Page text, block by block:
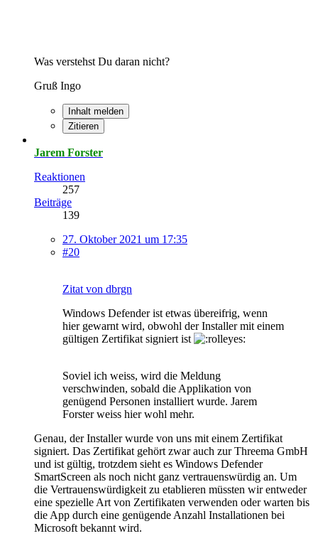
Was verstehst Du daran nicht?
Gruß Ingo
Inhalt melden
Zitieren
Jarem Forster
Reaktionen
257
Beiträge
139
27. Oktober 2021 um 17:35
#20
Zitat von dbrgn
Windows Defender ist etwas übereifrig, wenn
hier gewarnt wird, obwohl der Installer mit einem
gültigen Zertifikat signiert ist
Soviel ich weiss, wird die Meldung
verschwinden, sobald die Applikation von
genügend Personen installiert wurde. Jarem
Forster weiss hier wohl mehr.
Genau, der Installer wurde von uns mit einem Zertifikat
signiert. Das Zertifikat gehört zwar auch zur Threema GmbH
und ist gültig, trotzdem sieht es Windows Defender
SmartScreen als noch nicht ganz vertrauenswürdig an. Um
die Vertrauenswürdigkeit zu etablieren müssten wir entweder
eine spezielle Art von Zertifikaten verwenden oder warten bis
die App durch eine genügende Anzahl Installationen bei
Microsoft bekannt wird.